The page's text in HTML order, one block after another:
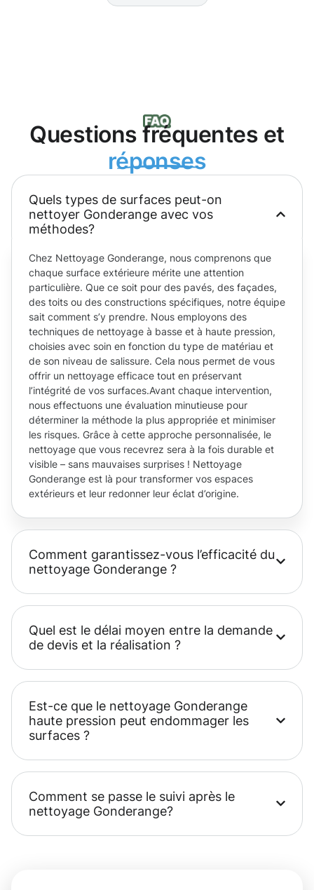
Questions fréquentes et
réponses
Quels types de surfaces peut-on
nettoyer Gonderange avec vos
méthodes?
Chez Nettoyage Gonderange, nous comprenons que
chaque surface extérieure mérite une attention
particulière. Que ce soit pour des pavés, des façades,
des toits ou des constructions spécifiques, notre équipe
sait comment s’y prendre. Nous employons des
techniques de nettoyage à basse et à haute pression,
choisies avec soin en fonction du type de matériau et
de son niveau de salissure. Cela nous permet de vous
offrir un nettoyage efficace tout en préservant
l’intégrité de vos surfaces.Avant chaque intervention,
nous effectuons une évaluation minutieuse pour
déterminer la méthode la plus appropriée et minimiser
les risques. Grâce à cette approche personnalisée, le
nettoyage que vous recevrez sera à la fois durable et
visible – sans mauvaises surprises ! Nettoyage
Gonderange est là pour transformer vos espaces
extérieurs et leur redonner leur éclat d’origine.
Comment garantissez-vous l’efficacité du
nettoyage Gonderange ?
Quel est le délai moyen entre la demande
de devis et la réalisation ?
Est-ce que le nettoyage Gonderange
haute pression peut endommager les
surfaces ?
Comment se passe le suivi après le
nettoyage Gonderange?